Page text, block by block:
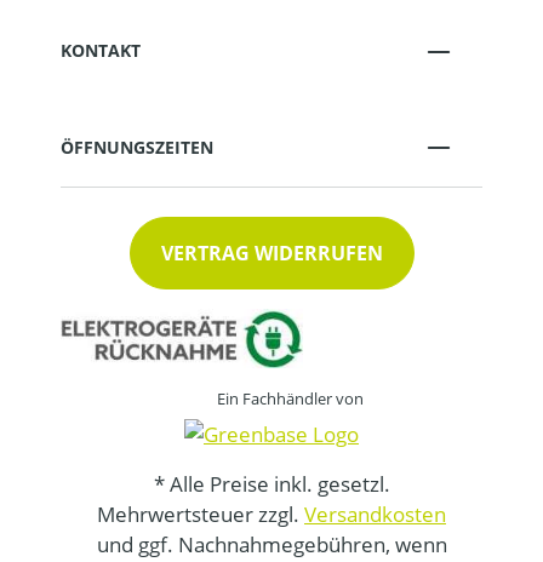
KONTAKT
ÖFFNUNGSZEITEN
VERTRAG WIDERRUFEN
Ein Fachhändler von
* Alle Preise inkl. gesetzl.
Mehrwertsteuer zzgl. Versandkosten
und ggf. Nachnahmegebühren, wenn